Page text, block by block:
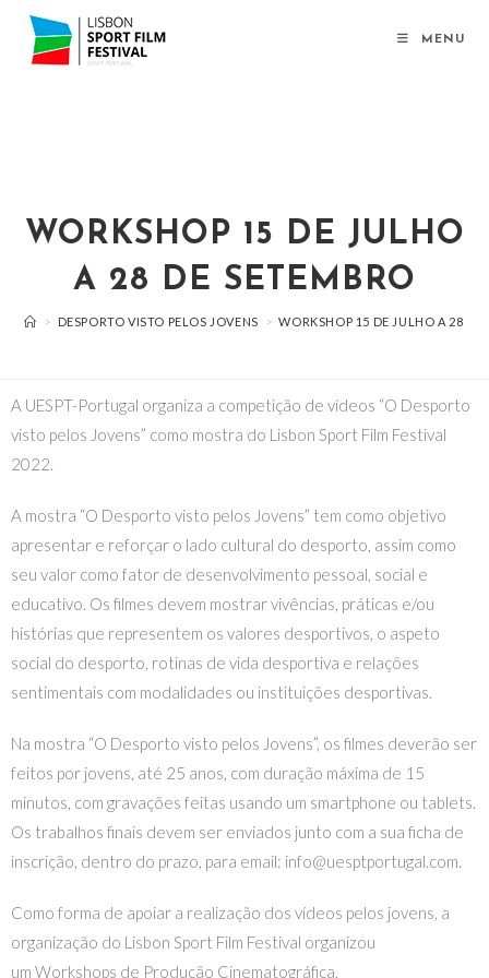
MENU
WORKSHOP 15 DE JULHO
A 28 DE SETEMBRO
> DESPORTO VISTO PELOS JOVENS > WORKSHOP 15 DE JULHO A 28 DE
A UESPT-Portugal organiza a competição de vídeos “O Desporto
visto pelos Jovens” como mostra do Lisbon Sport Film Festival
2022.
A mostra “O Desporto visto pelos Jovens” tem como objetivo
apresentar e reforçar o lado cultural do desporto, assim como
seu valor como fator de desenvolvimento pessoal, social e
educativo. Os filmes devem mostrar vivências, práticas e/ou
histórias que representem os valores desportivos, o aspeto
social do desporto, rotinas de vida desportiva e relações
sentimentais com modalidades ou instituições desportivas.
Na mostra “O Desporto visto pelos Jovens”, os filmes deverão ser
feitos por jovens, até 25 anos, com duração máxima de 15
minutos, com gravações feitas usando um smartphone ou tablets.
Os trabalhos finais devem ser enviados junto com a sua ficha de
inscrição, dentro do prazo, para email: info@uesptportugal.com.
Como forma de apoiar a realização dos vídeos pelos jovens, a
organização do Lisbon Sport Film Festival organizou
um Workshops de Produção Cinematográfica.